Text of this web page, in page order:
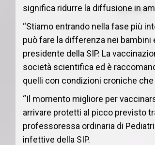
significa ridurre la diffusione in
“Stiamo entrando nella fase più
può fare la differenza nei bambini
presidente della SIP. La
società scientifica ed è
quelli con condizioni croniche
“Il momento migliore per
arrivare protetti al picco previsto
professoressa ordinaria di
infettive della SIP.